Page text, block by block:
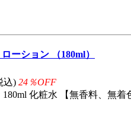
ーション （180ml）
込) 24％OFF
化粧水 【無香料、無着